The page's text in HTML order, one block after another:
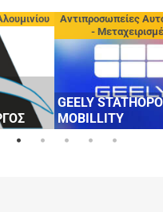
Αντιπροσωπείες
-
GEELY
MOBILLITY